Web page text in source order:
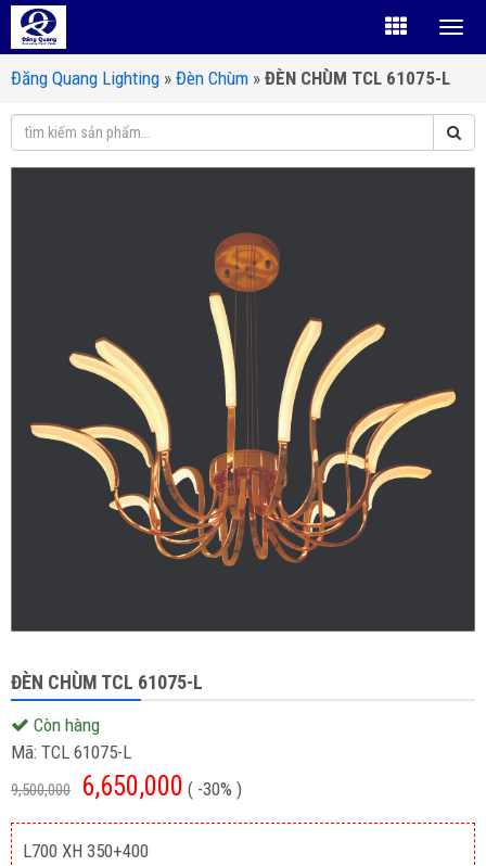
Đăng Quang Lighting » Đèn Chùm » ĐÈN CHÙM TCL 61075-L
ĐÈN CHÙM TCL 61075-L
Còn hàng
Mã: TCL 61075-L
9,500,000 6,650,000 ( -30% )
L700 XH 350+400